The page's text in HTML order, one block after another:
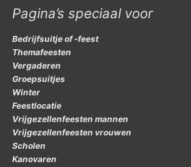
Pagina’s speciaal voor
Bedrijfsuitje of -feest
Themafeesten
Vergaderen
Groepsuitjes
Winter
Feestlocatie
Vrijgezellenfeesten mannen
Vrijgezellenfeesten vrouwen
Scholen
Kanovaren